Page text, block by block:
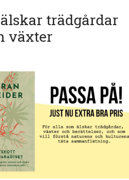
trädgårdar
växter
Kontakt
Evenemang